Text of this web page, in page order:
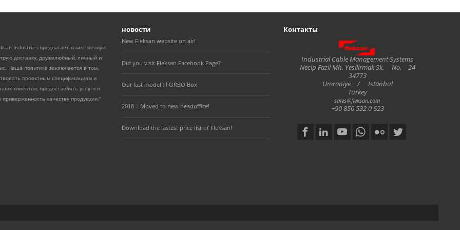
Industries предлагает качественную
доставку, дружелюбный, личный и
Наша политика заключается в том,
проектным спецификациям и
клиентов, предоставлять услуги и
качеству продукции."
новости
New Fleksan website on air!
Did you visit Fleksan Facebook Page?
Our last model : FORBO Box
2018 = Moved to new headoffice!
Download the lastest price list of Fleksan!
Контакты
Industrial Cable Management Systems
Necip Fazil Mh. Yesilirmak Sk.
No.
24
34773
Umraniye
/
Istanbul
Turkey
sales@fleksan.com
+90 850 532 0 623
Social